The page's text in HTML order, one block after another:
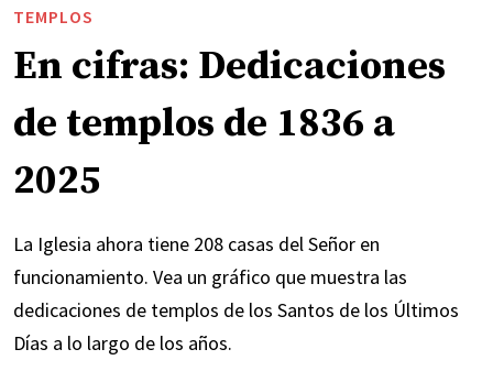
TEMPLOS
En cifras: Dedicaciones
de templos de 1836 a
2025
La Iglesia ahora tiene 208 casas del Señor en
funcionamiento. Vea un gráfico que muestra las
dedicaciones de templos de los Santos de los Últimos
Días a lo largo de los años.